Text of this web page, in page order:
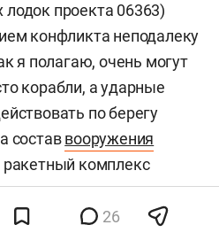
проекта 06363)
конфликта неподалеку
я полагаю, очень могут
корабли, а ударные
по берегу
составвооружения
комплекс
исключительно
Плюс26